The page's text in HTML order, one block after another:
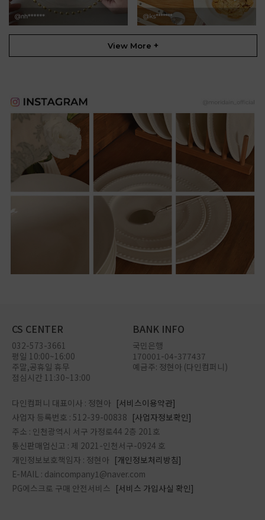
View More +
CS CENTER
032-573-3661
평일 10:00~16:00
주말,공휴일 휴무
점심시간 11:30~13:00
BANK INFO
국민은행
170001-04-377437
예금주: 정현아 (다인컴퍼니)
다인컴퍼니 대표이사 : 정현아 [서비스이용약관]
사업자 등록번호 : 512-39-00838 [사업자정보확인]
주소 : 인천광역시 서구 가정로44 2층 201호
통신판매업신고 : 제 2021-인천서구-0924 호
개인정보보호책임자 : 정현아 [개인정보처리방침]
E-MAIL : daincompany1@naver.com
PG에스크로 구매 안전서비스 [서비스 가입사실 확인]